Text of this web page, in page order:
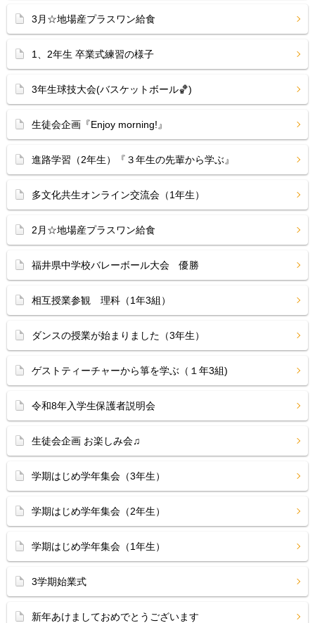
3月☆地場産プラスワン給食
1、2年生 卒業式練習の様子
3年生球技大会(バスケットボール🏀)
生徒会企画『Enjoy morning!』
進路学習（2年生）『３年生の先輩から学ぶ』
多文化共生オンライン交流会（1年生）
2月☆地場産プラスワン給食
福井県中学校バレーボール大会 優勝
相互授業参観 理科（1年3組）
ダンスの授業が始まりました（3年生）
ゲストティーチャーから箏を学ぶ（１年3組)
令和8年入学生保護者説明会
生徒会企画 お楽しみ会♫
学期はじめ学年集会（3年生）
学期はじめ学年集会（2年生）
学期はじめ学年集会（1年生）
3学期始業式
新年あけましておめでとうございます